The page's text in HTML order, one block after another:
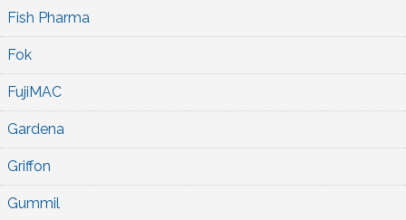
Fish Pharma
Fok
FujiMAC
Gardena
Griffon
Gummil